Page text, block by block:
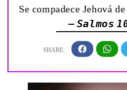
Se compadece Jehová
— Salmos